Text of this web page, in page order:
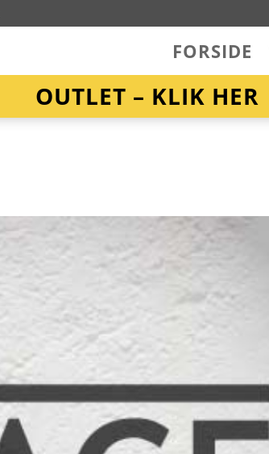
FORSIDE
OUTLET – KLIK HER